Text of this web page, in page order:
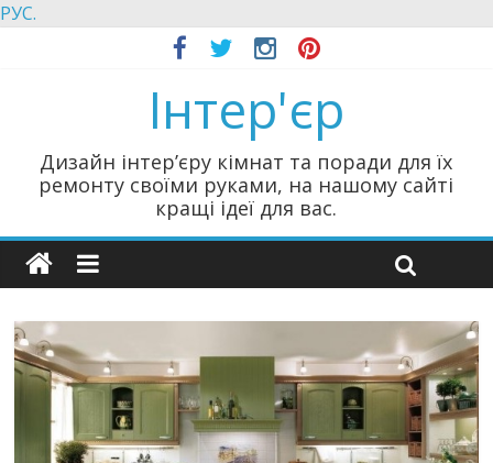
РУС.
Інтер'єр
Дизайн інтер’єру кімнат та поради для їх
ремонту своїми руками, на нашому сайті
кращі ідеї для вас.